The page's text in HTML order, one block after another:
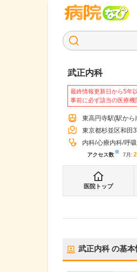
武正内科
最終情報更新日から5年
事前に必ず該当の医療機
東高円寺駅(駅から
東京都杉並区和田
内科 心療内科 呼
アクセス数※ 7月 : 2
医院トップ
武正内科の基本